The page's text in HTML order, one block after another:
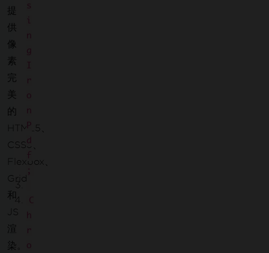
s
i
n
g
r
o
n
P
d
f
;
C
h
r
o
提
供
像
素
完
美
的
HTML5、
CSS3、
Flexbox、
Grid
和
JS
渲
染。